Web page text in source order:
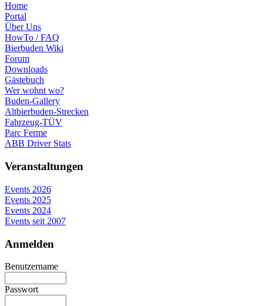
Home
Portal
Über Uns
HowTo / FAQ
Bierbuden Wiki
Forum
Downloads
Gästebuch
Wer wohnt wo?
Buden-Gallery
Altbierbuden-Strecken
Fahrzeug-TÜV
Parc Ferme
ABB Driver Stats
Veranstaltungen
Events 2026
Events 2025
Events 2024
Events seit 2007
Anmelden
Benutzername
Passwort